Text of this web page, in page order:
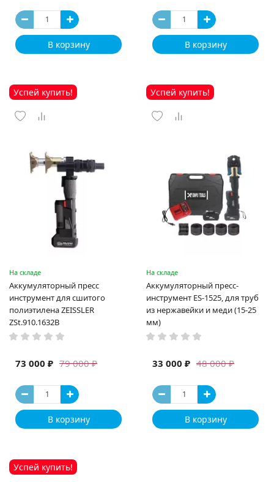
В корзину В корзину
Успей купить!
На складе
Аккумуляторный пресс
инструмент для сшитого
полиэтилена ZEISSLER
ZSt.910.1632B
79 000 ₽
73 000 ₽
В корзину
Успей купить!
На складе
Аккумуляторный пресс-
инструмент ES-1525, для труб
из нержавейки и меди (15-25
мм)
48 000 ₽
33 000 ₽
В корзину
Успей купить!